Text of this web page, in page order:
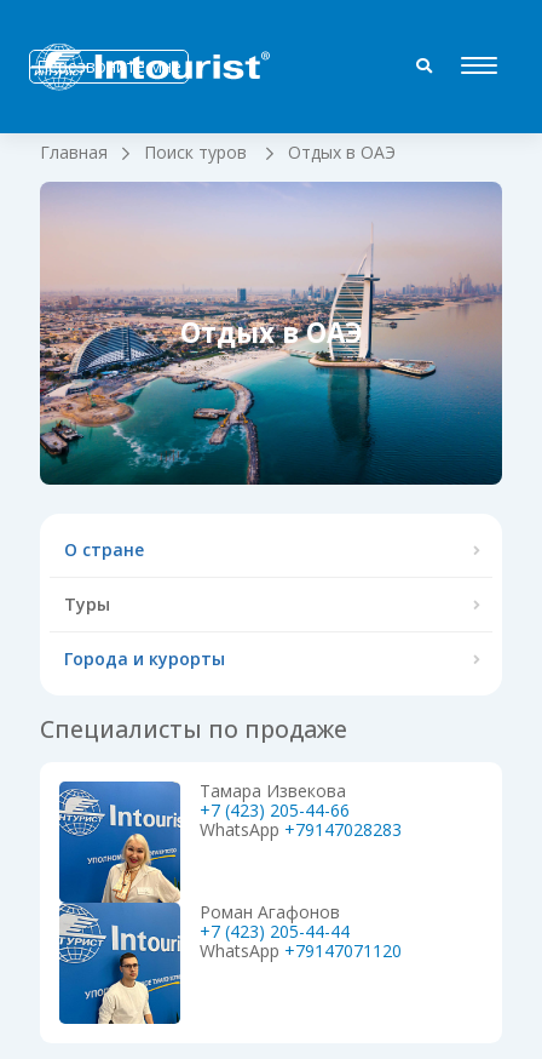
Перезвоните мне
Главная Поиск туров Отдых в ОАЭ
Отдых в ОАЭ
О стране
Туры
Города и курорты
Специалисты по продаже
Тамара Извекова
+7 (423) 205-44-66
WhatsApp +79147028283
Роман Агафонов
+7 (423) 205-44-44
WhatsApp +79147071120